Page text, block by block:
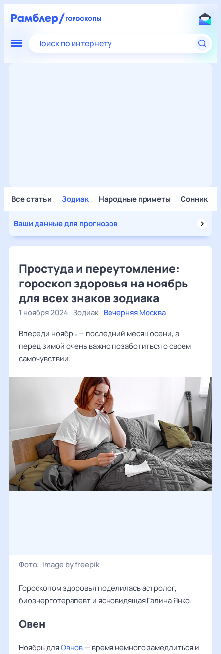
Поиск по интернету
Все статьи Зодиак Народные приметы Сонник
Ваши данные для прогнозов
Простуда и переутомление:
гороскоп здоровья на ноябрь
для всех знаков зодиака
1 ноября 2024 Зодиак Вечерняя Москва
Впереди ноябрь — последний месяц осени, а
перед зимой очень важно позаботиться о своем
самочувствии.
Фото: Image by freepik
Гороскопом здоровья поделилась астролог,
биоэнерготерапевт и ясновидящая Галина Янко.
Овен
Ноябрь дляОвнов— время немного замедлиться и